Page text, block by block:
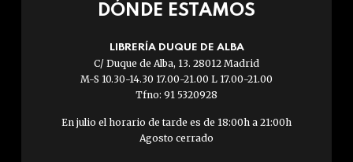
DÓNDE ESTAMOS
LIBRERÍA DUQUE DE ALBA
C/ Duque de Alba, 13. 28012 Madrid
M-S 10.30-14.30 17.00-21.00 L 17.00-21.00
Tfno: 91 5320928
En julio el horario de tarde es de 18:00h a 21:00h
Agosto cerrado